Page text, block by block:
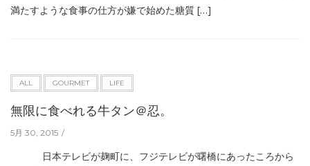
満たすような食事の仕方が嫌で始めた糖質 […]
ALL GOURMET LIFE
無限に食べれる牛タン＠忍。
5月 30, 2015
日本テレビが麹町に、フジテレビが曙橋にあったころから